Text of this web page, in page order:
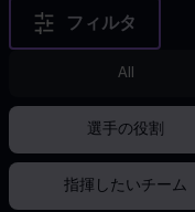
フィルタ
All
選手の役割
指揮したいチーム